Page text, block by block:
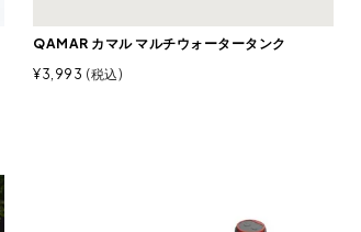
QAMAR カマル マルチウォータータンク
¥3,993 税込